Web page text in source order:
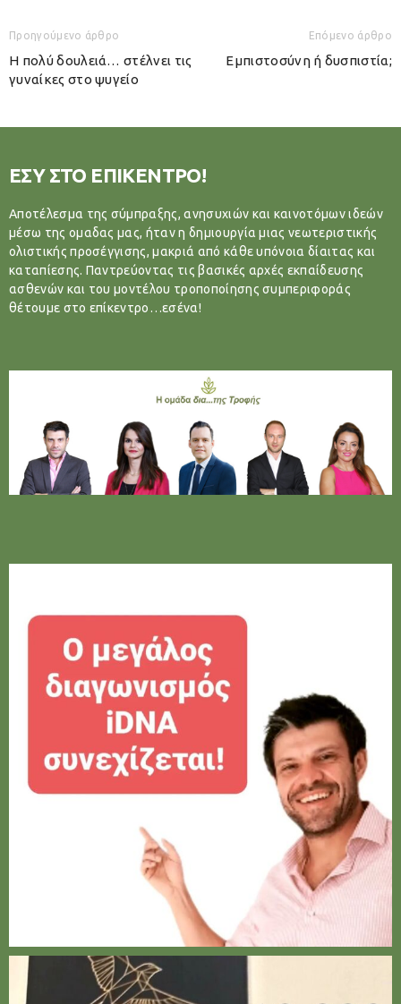
Προηγούμενο άρθρο
Η πολύ δουλειά… στέλνει τις
γυναίκες στο ψυγείο
Επόμενο άρθρο
Εμπιστοσύνη ή δυσπιστία;
ΕΣΥ ΣΤΟ ΕΠΙΚΕΝΤΡΟ!
Αποτέλεσμα της σύμπραξης, ανησυχιών και καινοτόμων ιδεών
μέσω της ομαδας μας, ήταν η δημιουργία μιας νεωτεριστικής
ολιστικής προσέγγισης, μακριά από κάθε υπόνοια δίαιτας και
καταπίεσης. Παντρεύοντας τις βασικές αρχές εκπαίδευσης
ασθενών και του μοντέλου τροποποίησης συμπεριφοράς
θέτουμε στο επίκεντρο…εσένα!